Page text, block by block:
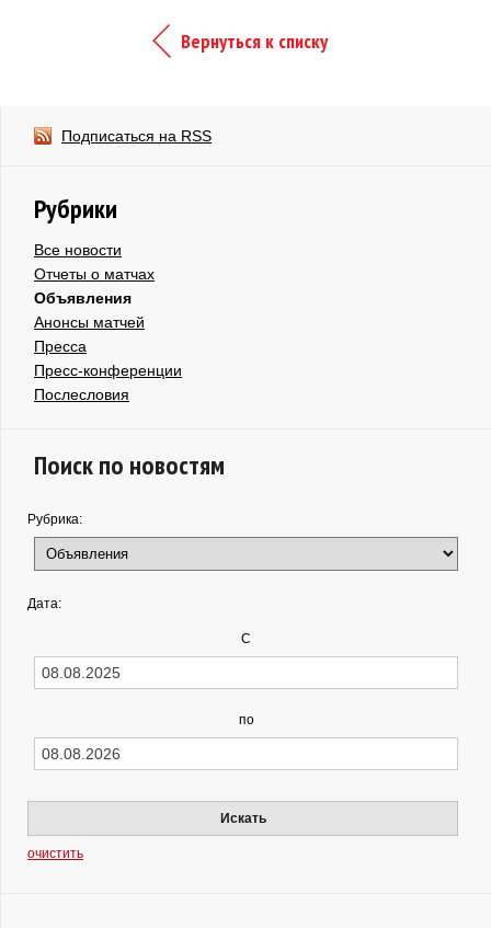
Вернуться к списку
Подписаться на RSS
Рубрики
Все новости
Отчеты о матчах
Объявления
Анонсы матчей
Пресса
Пресс-конференции
Послесловия
Поиск по новостям
Рубрика:
Дата:
С
по
Искать
очистить